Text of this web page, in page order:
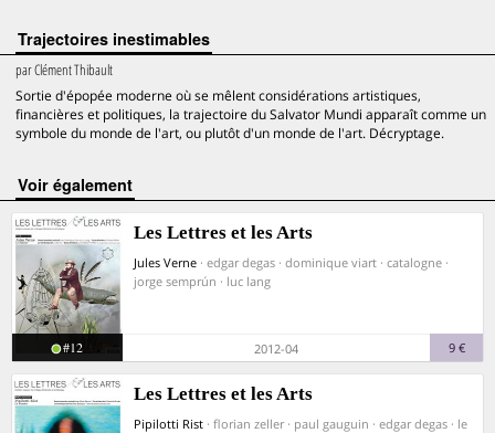
Trajectoires inestimables
parClément Thibault
Sortie d'épopée moderne où se mêlent considérations artistiques,
financières et politiques, la trajectoire du Salvator Mundi apparaît comme un
symbole du monde de l'art, ou plutôt d'un monde de l'art. Décryptage.
voir également
Les Lettres et les Arts
Jules Verne · edgar degas · dominique viart · catalogne ·
jorge semprún · luc lang
#12 2012-04 9 €
Les Lettres et les Arts
Pipilotti Rist · florian zeller · paul gauguin · edgar degas · le